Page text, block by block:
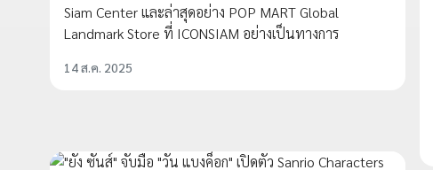
Siam Center และล่าสุดอย่าง POP MART Global
Landmark Store ที่ ICONSIAM อย่างเป็นทางการ
14 ส.ค. 2025